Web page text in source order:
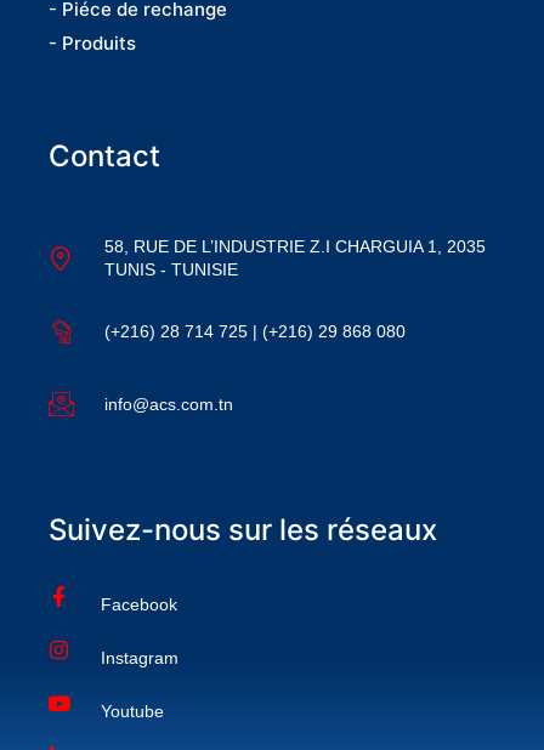
- Piéce de rechange
- Produits
Contact
58, RUE DE L’INDUSTRIE Z.I CHARGUIA 1, 2035
TUNIS - TUNISIE
(+216) 28 714 725 | (+216) 29 868 080
info@acs.com.tn
Suivez-nous sur les réseaux
Facebook
Instagram
Youtube